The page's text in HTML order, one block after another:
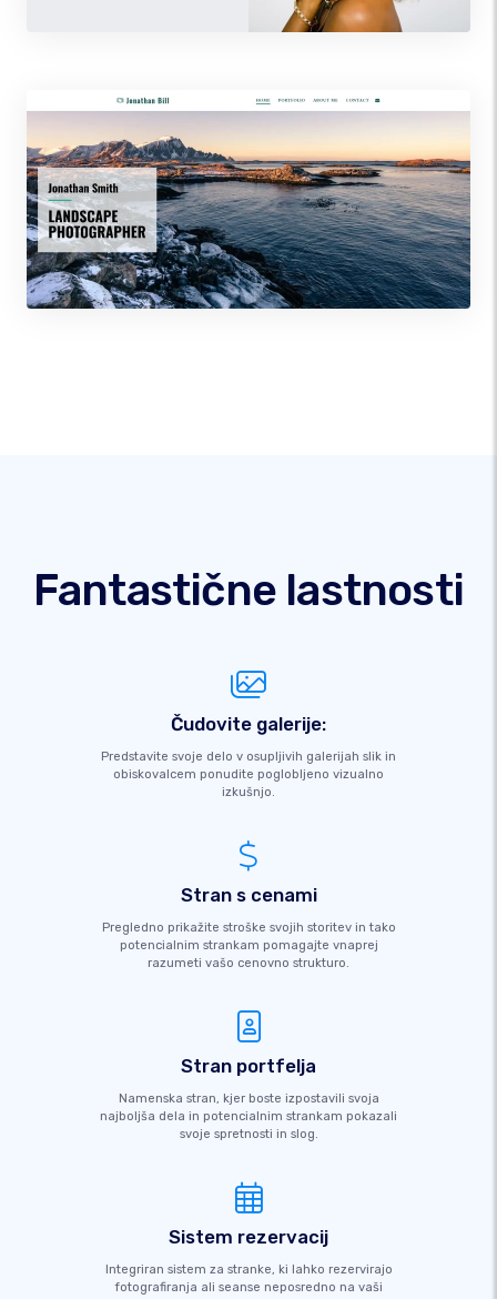
Fantastične lastnosti
Čudovite galerije:
Predstavite svoje delo v osupljivih galerijah slik in
obiskovalcem ponudite poglobljeno vizualno
izkušnjo.
Stran s cenami
Pregledno prikažite stroške svojih storitev in tako
potencialnim strankam pomagajte vnaprej
razumeti vašo cenovno strukturo.
Stran portfelja
Namenska stran, kjer boste izpostavili svoja
najboljša dela in potencialnim strankam pokazali
svoje spretnosti in slog.
Sistem rezervacij
Integriran sistem za stranke, ki lahko rezervirajo
fotografiranja ali seanse neposredno na vaši